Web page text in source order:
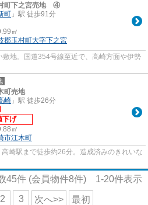
町下之宮売地 ④
町 」駅 徒歩91分
㎡
郡玉村町大字下之宮
地。国道354号線至近で、高崎方面や伊勢
町売地
崎 」駅 徒歩26分
下げ
㎡
市江木町
崎駅まで徒歩約26分。造成済みのきれいな
45件 (会員物件8件) 1-20件表示
2 3 次へ>> 最初